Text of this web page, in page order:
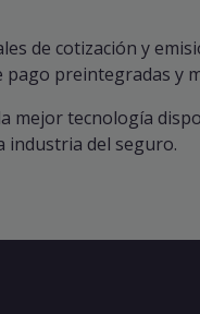
de cotización y
preintegradas y
mejor tecnología
industria del seguro.